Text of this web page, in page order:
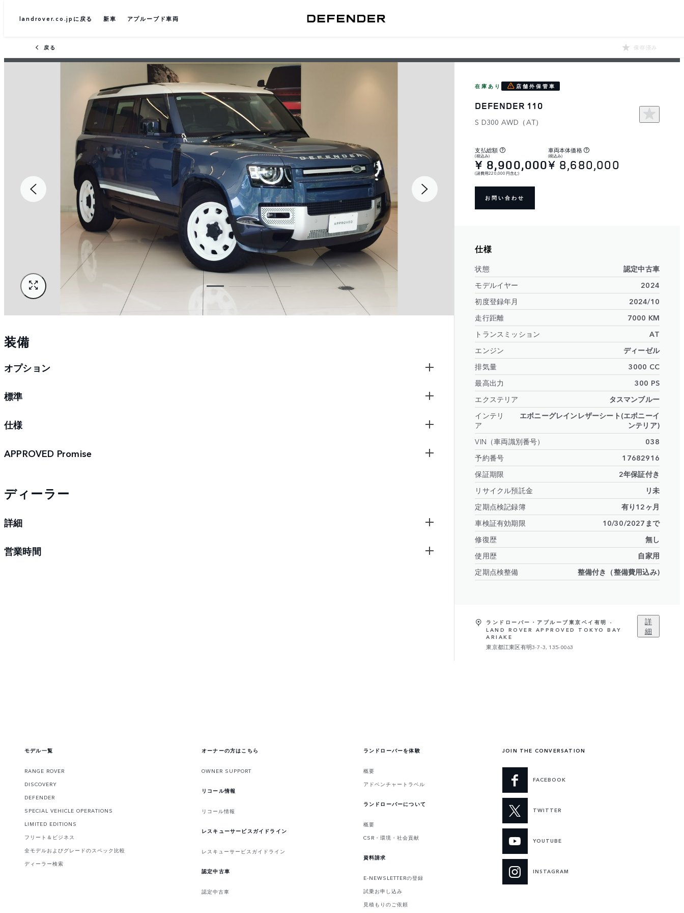
landrover.co.jpに戻る 新車 アプルーブド車両
戻る 保存済み
装備
オプション
標準
仕様
APPROVED Promise
ディーラー
詳細
営業時間
店舗外保管車
在庫あり
DEFENDER 110
S D300 AWD（AT）
支払総額
(税込み)
¥ 8,900,000
(諸費用220,000円含む)
車両本体価格
(税込み)
¥ 8,680,000
お問い合わせ
仕様
状態
認定中古車
モデルイヤー
2024
初度登録年月
2024/10
走行距離
7000 KM
トランスミッション
AT
エンジン
ディーゼル
排気量
3000 CC
最高出力
300 PS
エクステリア
タスマンブルー
インテリ
ア
エボニーグレインレザーシート(エボニーイ
ンテリア)
VIN（車両識別番号）
038
予約番号
17682916
保証期限
2年保証付き
リサイクル預託金
リ未
定期点検記録簿
有り12ヶ月
車検証有効期限
10/30/2027まで
修復歴
無し
使用歴
自家用
定期点検整備
整備付き（整備費用込み)
ランドローバー・アプルーブ東京ベイ有明 -
LAND ROVER APPROVED TOKYO BAY
ARIAKE
東京都江東区有明3-7-3, 135-0063
詳
細
モデル一覧
RANGE ROVER
DISCOVERY
DEFENDER
SPECIAL VEHICLE OPERATIONS
LIMITED EDITIONS
フリート＆ビジネス
全モデルおよびグレードのスペック比較
ディーラー検索
オーナーの方はこちら
OWNER SUPPORT
リコール情報
リコール情報
レスキューサービスガイドライン
レスキューサービスガイドライン
認定中古車
認定中古車
ランドローバーを体験
概要
アドベンチャートラベル
ランドローバーについて
概要
CSR・環境・社会貢献
資料請求
E-NEWSLETTERの登録
試乗お申し込み
見積もりのご依頼
JOIN THE CONVERSATION
FACEBOOK
TWITTER
YOUTUBE
INSTAGRAM